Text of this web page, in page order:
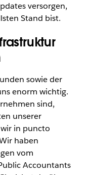
versorgen,
Stand bist.
sowie der
enorm wichtig.
sind,
unserer
in puncto
haben
vom
Accountants